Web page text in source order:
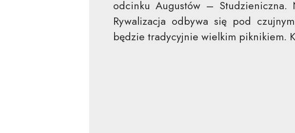
odcinku Augustów –
Rywalizacja odbywa się pod
będzie tradycyjnie wielkim piknikiem.